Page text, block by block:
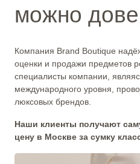
можно
Компания Brand Boutique
оценки и продажи предметов
специалисты компании,
международного уровня,
люксовых брендов.
Наши клиенты получают
цену в Москве за сумку